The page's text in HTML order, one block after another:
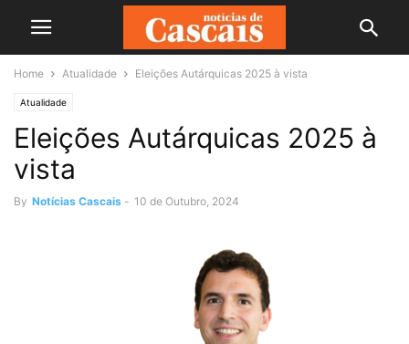
Home Atualidade Eleições Autárquicas 2025 à vista
Atualidade
Eleições Autárquicas 2025 à
vista
By Notícias Cascais - 10 de Outubro, 2024